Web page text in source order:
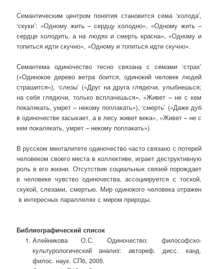
Семантическим центром понятия становится сема ‘холода’,
‘скуки’: «Одному жить – сердцу холодно», «Одному жить –
сердце холодить, а на людях и смерть красна», «Одному и
топиться идти скучно», «Одному и топиться идти скучно».
Семантема одиночество тесно связана с семами ‘страх’
(«Одинокое дерево ветра боится, одинокий человек людей
страшится»), ‘слезы’ («Друг на друга глядючи, улыбнешься;
на себя глядючи, только всплачешься», «Живет – не с кем
покалякать, умрет – некому поплакать»), ‘смерть’ («Даже дуб
в одиночестве засыхает, а в лесу живет века», «Живет – не с
кем покалякать, умрет – некому поплакать»).
В русском менталитете одиночество часто связано с потерей
человеком своего места в коллективе, играет деструктивную
роль в его жизни. Отсутствие социальных связей порождает
в человеке чувство одиночества, ассоциируется с тоской,
скукой, слезами, смертью. Мир одинокого человека отражен
в интересных параллелях с миром природы.
Библиографический список
Алейникова О.С. Одиночество: философско-
культурологический анализ: автореф. дисс. канд.
филос. наук. СПб, 2005.